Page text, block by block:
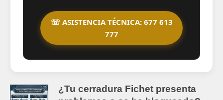
☏ ASISTENCIA TÉCNICA: 677 613
777
¿Tu cerradura Fichet presenta